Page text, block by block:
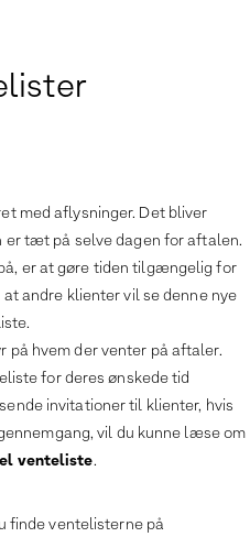
med aflysninger. Det bliver
tæt på selve dagen for aftalen.
er at gøre tiden tilgængelig for
andre klienter vil se denne nye
på hvem der venter på aftaler.
for deres ønskede tid
invitationer til klienter, hvis
vil du kunne læse om
venteliste.
finde ventelisterne på